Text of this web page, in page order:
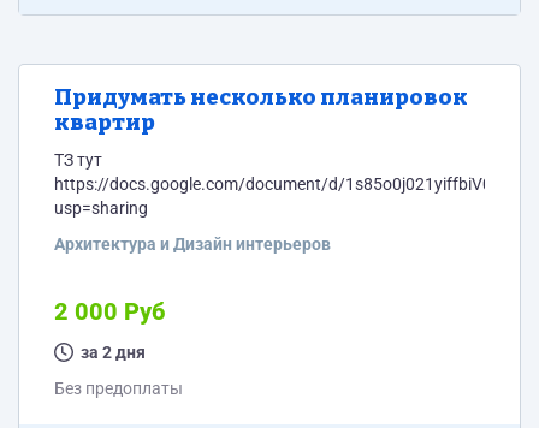
Придумать несколько планировок
квартир
ТЗ тут
https://docs.google.com/document/d/
usp=sharing
Архитектура и Дизайн интерьеров
2 000 Руб
за 2 дня
Без предоплаты